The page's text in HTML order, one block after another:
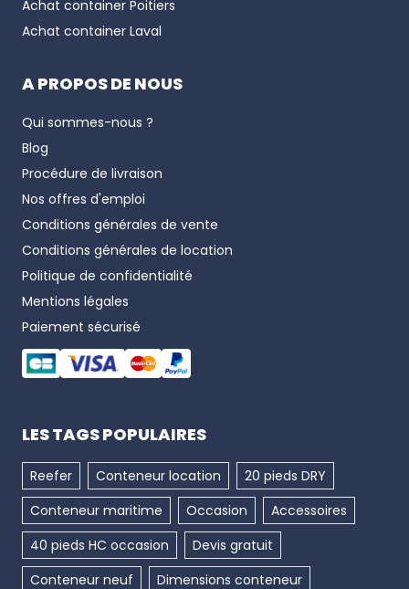
Achat container Poitiers
Achat container Laval
A PROPOS DE NOUS
Qui sommes-nous ?
Blog
Procédure de livraison
Nos offres d'emploi
Conditions générales de vente
Conditions générales de location
Politique de confidentialité
Mentions légales
Paiement sécurisé
LES TAGS POPULAIRES
Reefer Conteneur location
20 pieds DRY
Conteneur maritime
Occasion
Accessoires
40 pieds HC occasion
Devis gratuit
Conteneur neuf
Dimensions conteneur